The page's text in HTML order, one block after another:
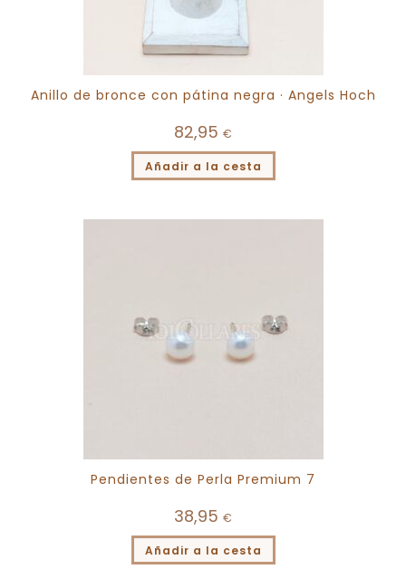
Anillo de bronce con pátina negra · Angels Hoch
82,95 €
Añadir a la cesta
Pendientes de Perla Premium 7
38,95 €
Añadir a la cesta